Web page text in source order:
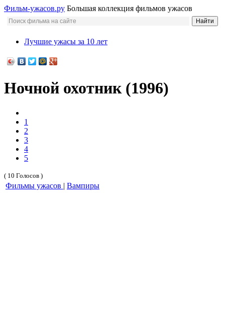
Фильм-ужасов.ру Большая коллекция фильмов ужасов
Лучшие ужасы за 10 лет
Ночной охотник (1996)
1
2
3
4
5
( 10 Голосов )
Фильмы ужасов | Вампиры